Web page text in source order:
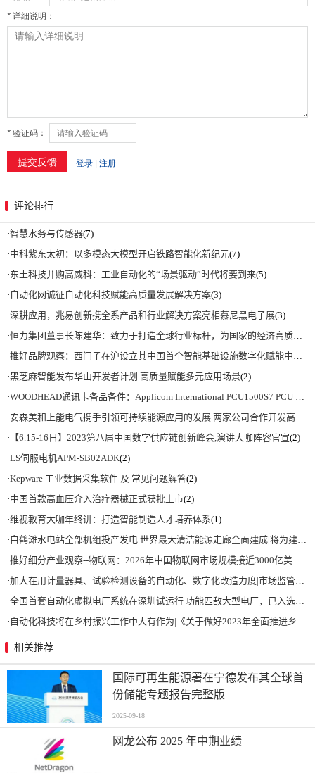
评论排行
·智慧水务与传感器(7)
·中科紫东太初：以多模态大模型开启铁路智能化新纪元(7)
·东土科技并购高威科：工业自动化的“场景驱动”时代将要到来(5)
· 自动化网诚征自动化科技赋能高质量发展解决方案(3)
·深耕应用，兆易创新携全系产品和行业解决方案亮相慕尼黑电子展(3)
·恒力集团董事长陈建华：致力于打造全球行业标杆，为国家的经济高质量发展贡献更大力量|上海电气集团党委书记、董事长吴磊来访
·推好品牌观察：西门子在沪设立其中国首个智能基础设施数字化赋能中心
·黑芝麻智能发布华山开发者计划 高质量赋能多元应用场景(2)
·WOODHEAD通讯卡备品备件：Applicom International PCU1500S7 PCU 1500 S7 V4.5.0
·安森美和上能电气携手引领可持续能源应用的发展 两家公司合作开发高性能储能和太阳能组串式逆变器方案 以实现可持续的未来
· 【6.15-16日】2023第八届中国数字供应链创新峰会,演讲大咖阵容官宣(2)
·LS伺服电机APM-SB02ADK(2)
·Kepware 工业数据采集软件 及 常见问题解答(2)
·中国首款高血压介入治疗器械正式获批上市(2)
·维视教育大咖年终讲：打造智能制造人才培养体系(1)
·白鹤滩水电站全部机组投产发电 世界最大清洁能源走廊全面建成|将为建设新型能源体系、保障国家能源安全、实现“双碳”目标提供有力支撑
·推好细分产业观察--物联网：2026年中国物联网市场规模接近3000亿美元 智慧工厂、智慧城市、智慧电网等将占60%以上
·加大在用计量器具、试验检测设备的自动化、数字化改造力度|市场监管总局 工业和信息化部 关于促进企业计量能力提升的指导意见
·全国首套自动化虚拟电厂系统在深圳试运行 功能匹敌大型电厂，已入选国际典型案例
· 自动化科技将在乡村振兴工作中大有作为|《关于做好2023年全面推进乡村振兴重点工作的意见》发布
相关推荐
国际可再生能源署在宁德发布其全球首
份储能专题报告完整版
2025-09-18
网龙公布 2025 年中期业绩